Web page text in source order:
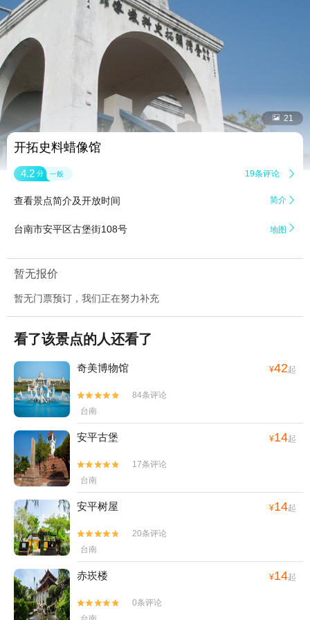
 21
开拓史料蜡像馆
4.2 分 一般 19条评论 
查看景点简介及开放时间 简介 
台南市安平区古堡街108号 地图 
暂无报价
暂无门票预订，我们正在努力补充
看了该景点的人还看了
奇美博物馆 ¥42起


84条评论
台南
安平古堡 ¥14起


17条评论
台南
安平树屋 ¥14起


20条评论
台南
赤崁楼 ¥14起


0条评论
